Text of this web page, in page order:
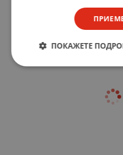
ПОКАЖЕТЕ